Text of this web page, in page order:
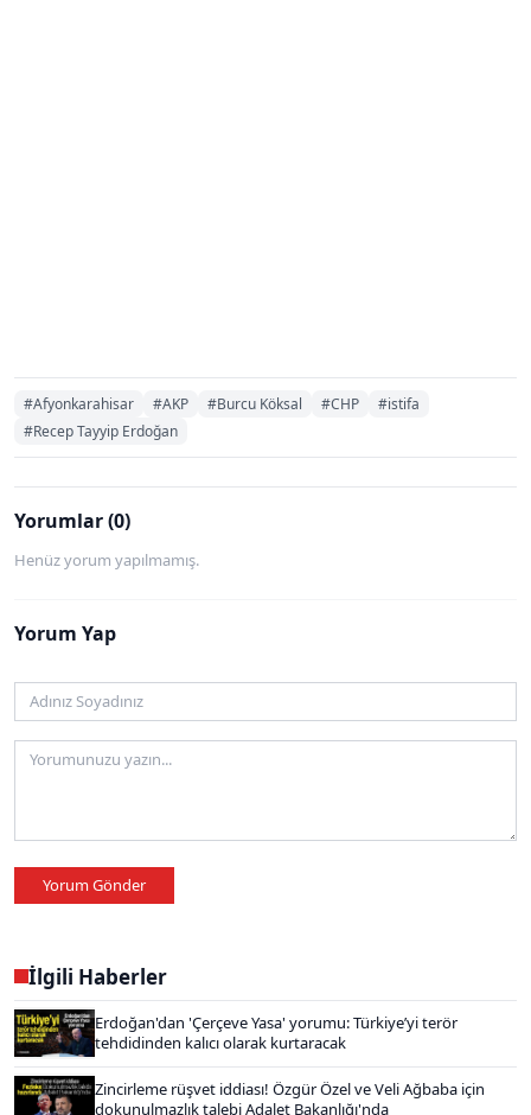
#Afyonkarahisar #AKP #Burcu Köksal #CHP
#istifa
#Recep Tayyip Erdoğan
Yorumlar (0)
Henüz yorum yapılmamış.
Yorum Yap
Yorum Gönder
İlgili Haberler
Erdoğan'dan 'Çerçeve Yasa' yorumu: Türkiye’yi terör
tehdidinden kalıcı olarak kurtaracak
Zincirleme rüşvet iddiası! Özgür Özel ve Veli Ağbaba için
dokunulmazlık talebi Adalet Bakanlığı'nda